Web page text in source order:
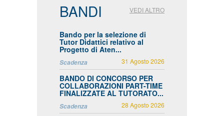
BANDI VEDI ALTRO
Bando per la selezione di
Tutor Didattici relativo al
Progetto di Aten...
Scadenza 31 Agosto 2026
BANDO DI CONCORSO PER
COLLABORAZIONI PART-TIME
FINALIZZATE AL TUTORATO...
Scadenza 28 Agosto 2026